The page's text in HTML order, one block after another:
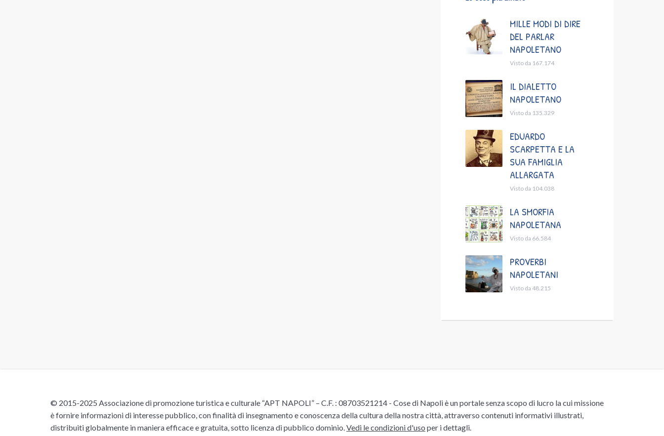
MILLE MODI DI DIRE
DEL PARLAR
NAPOLETANO
Visto da 167.174
IL DIALETTO
NAPOLETANO
Visto da 135.329
EDUARDO
SCARPETTA E LA
SUA FAMIGLIA
ALLARGATA
Visto da 104.038
LA SMORFIA
NAPOLETANA
Visto da 66.584
PROVERBI
NAPOLETANI
Visto da 48.215
© 2015-2025 Associazione di promozione turistica e culturale “APT NAPOLI” – C.F. : 08703521214 - Cose di Napoli è un portale senza scopo di lucro la cui missione
è fornire informazioni di interesse pubblico, con finalità di insegnamento e conoscenza della cultura della nostra città, attraverso contenuti informativi illustrati,
distribuiti globalmente in maniera efficace e gratuita, sotto licenza di pubblico dominio.Vedi le condizioni d'uso per i dettagli.